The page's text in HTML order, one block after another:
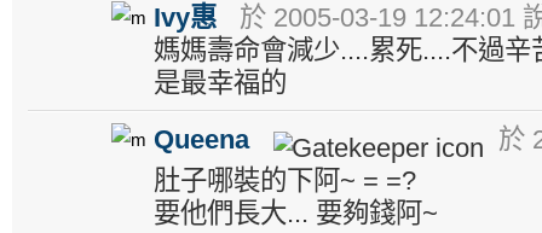
Ivy惠
於 2005-03-19 12:24:01
媽媽壽命會減少....累死....不過
是最幸福的
Queena
於
肚子哪裝的下阿~ = =?
要他們長大... 要夠錢阿~